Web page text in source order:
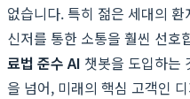
없습니다. 특히 젊은 세대의
신저를 통한 소통을 훨씬 선호
료법 준수 AI 챗봇을 도입하는
을 넘어, 미래의 핵심 고객인